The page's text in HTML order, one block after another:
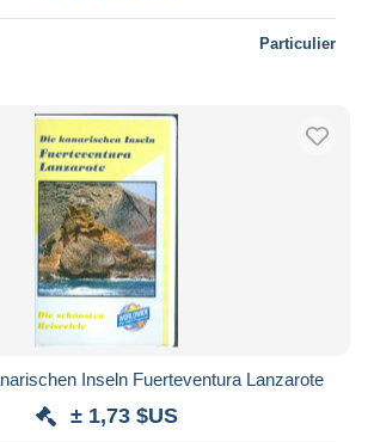
Particulier
Inseln Fuerteventura Lanzarote
± 1,73 $US